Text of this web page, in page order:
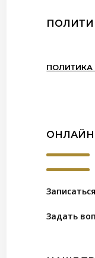
ОНЛАЙН
Задать